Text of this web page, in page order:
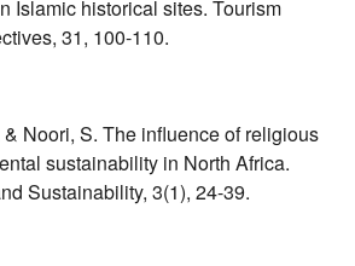
Islamic historical sites. Tourism
31, 100-110.
Noori, S. The influence of religious
sustainability in North Africa.
Sustainability, 3(1), 24-39.